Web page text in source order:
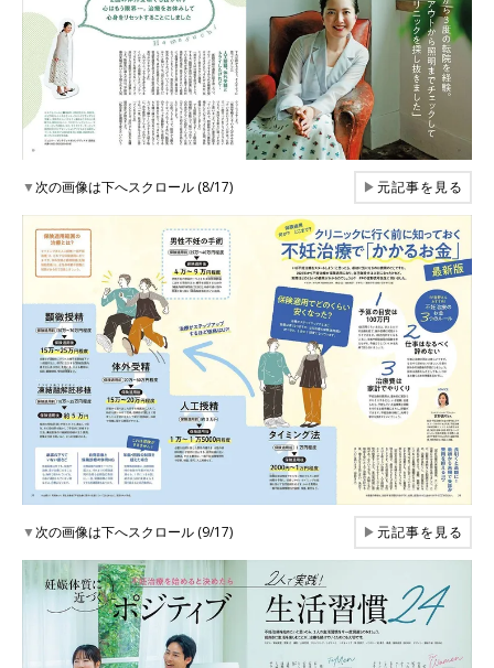
▼次の画像は下へスクロール (8/17) ▶元記事を見る
▼次の画像は下へスクロール (9/17) ▶元記事を見る